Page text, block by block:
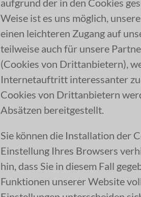
aufgrund der in den Cookies
Weise ist es uns möglich,
einen leichteren Zugang auf
teilweise auch für unsere
(Cookies von Drittanbietern),
Internetauftritt interessanter
Cookies von Drittanbietern
Absätzen bereitgestellt.
Sie können die Installation der
Einstellung Ihres Browsers
hin, dass Sie in diesem Fall
Funktionen unserer Website